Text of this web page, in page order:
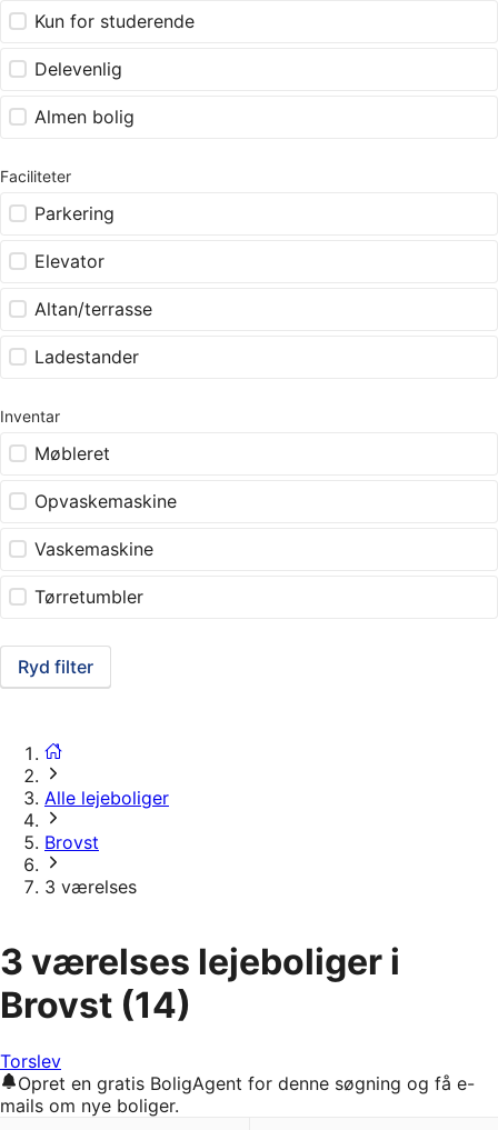
Kun for studerende
Delevenlig
Almen bolig
Faciliteter
Parkering
Elevator
Altan/terrasse
Ladestander
Inventar
Møbleret
Opvaskemaskine
Vaskemaskine
Tørretumbler
Ryd filter
Alle lejeboliger
Brovst
3 værelses
3 værelses lejeboliger i
Brovst (14)
Torslev
Opret en gratis BoligAgent for denne søgning og få e-
mails om nye boliger.